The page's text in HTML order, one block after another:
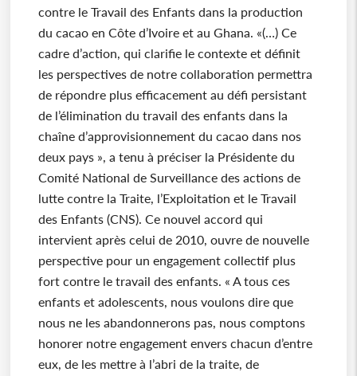
contre le Travail des Enfants dans la production
du cacao en Côte d’Ivoire et au Ghana. «(…) Ce
cadre d’action, qui clarifie le contexte et définit
les perspectives de notre collaboration permettra
de répondre plus efficacement au défi persistant
de l’élimination du travail des enfants dans la
chaîne d’approvisionnement du cacao dans nos
deux pays », a tenu à préciser la Présidente du
Comité National de Surveillance des actions de
lutte contre la Traite, l’Exploitation et le Travail
des Enfants (CNS). Ce nouvel accord qui
intervient après celui de 2010, ouvre de nouvelle
perspective pour un engagement collectif plus
fort contre le travail des enfants. « A tous ces
enfants et adolescents, nous voulons dire que
nous ne les abandonnerons pas, nous comptons
honorer notre engagement envers chacun d’entre
eux, de les mettre à l’abri de la traite, de